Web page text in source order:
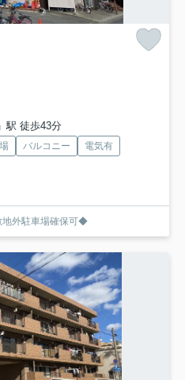
駅 徒歩43分
バルコニー
電気有
外駐車場確保可◆